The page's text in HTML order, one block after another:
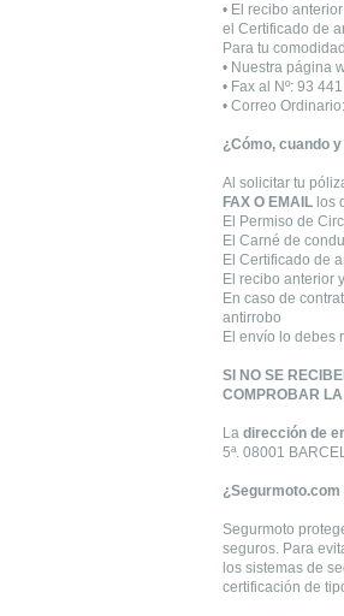
• El recibo
el Certificado de
Para tu
• Nuestra página
• Fax al Nº: 93
• Correo
¿Cómo, cuando
Al solicitar tu
FAX O EMAILlos
El Permiso de
El Carné de
El Certificado de
El recibo anterior
En caso de
antirrobo
El envío lo debes
SI NO SE
COMPROBAR
La dirección de
5ª. 08001
¿Segurmoto.com
Segurmoto
seguros. Para
los sistemas de
certificación de